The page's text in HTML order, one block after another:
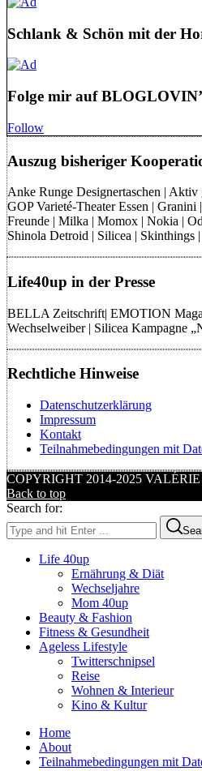
Schlank & Schön mit der
Folge mir auf BLOGLOVIN’
Follow
Auszug bisheriger
Anke Runge Designertaschen |
GOP Varieté-Theater Essen |
Freunde | Milka | Momox | Nokia |
Shinola Detroid | Silicea |
Life40up in der Presse
BELLA Zeitschrift| EMOTION
Wechselweiber | Silicea Kampagne
Rechtliche Hinweise
Datenschutzerklärung
Impressum
Kontakt
Teilnahmebedingungen mit
COPYRIGHT 2014-2025
Back to top
Search for:
Life 40up
Ernährung & Diät
Wechseljahre
Mom 40up
Beauty & Fashion
Fitness & Gesundheit
Ageless Lifestyle
Twitterschnipsel
Reise
Wohnen & Interieur
Kino & Kultur
Home
About
Teilnahmebedingungen mit